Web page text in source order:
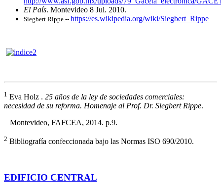
El País. Montevideo 8 Jul. 2010.
Siegbert Rippe.-- https://es.wikipedia.org/wiki/Siegbert_Rippe
1 Eva Holz . 25 años de la ley de sociedades comerciales:
necesidad de su reforma. Homenaje al Prof. Dr. Siegbert Rippe.
Montevideo, FAFCEA, 2014. p.9.
2 Bibliografía confeccionada bajo las Normas ISO 690/2010.
EDIFICIO CENTRAL